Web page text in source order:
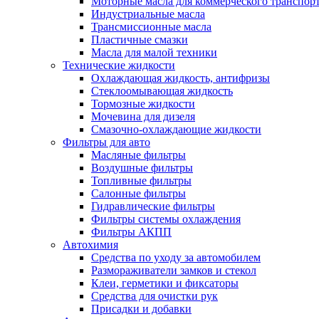
Индустриальные масла
Трансмиссионные масла
Пластичные смазки
Масла для малой техники
Технические жидкости
Охлаждающая жидкость, антифризы
Стеклоомывающая жидкость
Тормозные жидкости
Мочевина для дизеля
Смазочно-охлаждающие жидкости
Фильтры для авто
Масляные фильтры
Воздушные фильтры
Топливные фильтры
Салонные фильтры
Гидравлические фильтры
Фильтры системы охлаждения
Фильтры АКПП
Автохимия
Средства по уходу за автомобилем
Размораживатели замков и стекол
Клеи, герметики и фиксаторы
Средства для очистки рук
Присадки и добавки